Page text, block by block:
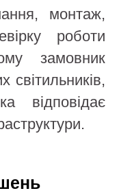
монтаж,
роботи
замовник
світильників,
відповідає